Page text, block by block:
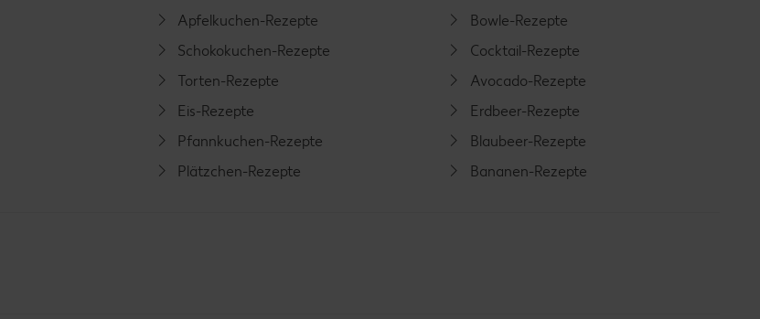
Apfelkuchen-Rezepte
Schokokuchen-Rezepte
Torten-Rezepte
Eis-Rezepte
Pfannkuchen-Rezepte
Plätzchen-Rezepte
Bowle-Rezepte
Cocktail-Rezepte
Avocado-Rezepte
Erdbeer-Rezepte
Blaubeer-Rezepte
Bananen-Rezepte